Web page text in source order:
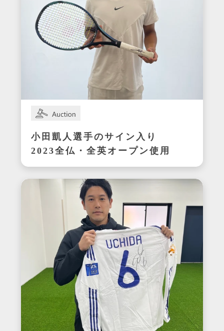
小田凱人選手のサイン入り
2023全仏・全英オープン使用
ラケット